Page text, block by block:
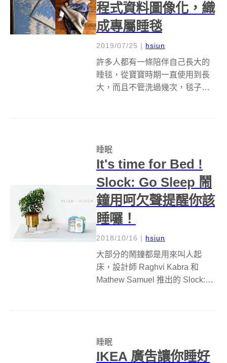
程式資料圖像化，織
成專屬睡毯
2019/07/25 | hsiun
許多人都有一條陪伴自己長大的
睡毯，從寶寶時期一直使用到長
大，而且不管洗過幾次，毯子上
毯子的花色，當成禮物送給兒
子，相...
睡眠
It's time for Bed !
Slock: Go Sleep 鬧
鐘用呵欠聲提醒你該
睡囉！
2018/10/16 | hsiun
大部分的鬧鐘都是用來叫人起
床，設計師 Raghvi Kabra 和
Mathew Samuel 推出的 Slock:
睡眠
IKEA 廣吿讓你睡好